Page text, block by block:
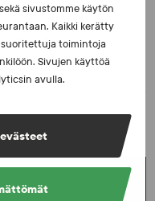
sivustomme käytön
Kaikki kerätty
toimintoja
Sivujen käyttöä
avulla.
ja